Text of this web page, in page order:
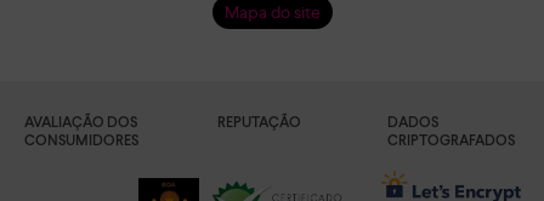
Mapa do site
AVALIAÇÃO DOS
CONSUMIDORES
REPUTAÇÃO
DADOS
CRIPTOGRAFADOS